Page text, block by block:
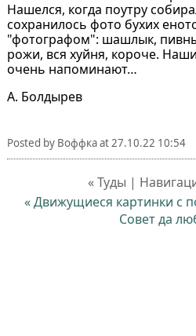
Нашелся, когда поутру
сохранилось фото бухих
"фотографом": шашлык,
рожи, вся хуйня, короче.
очень напоминают…
А. Болдырев
Posted by Воффкаat 27.10.22 10:54
« Туды |
« Движущиеся картинки с
Совет да